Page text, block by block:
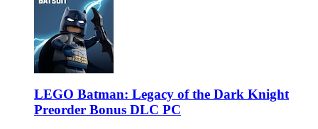
LEGO Batman: Legacy of the Dark Knight
Preorder Bonus DLC PC